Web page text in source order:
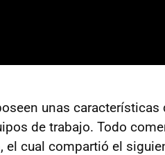
unas
de trabajo. Todo
, el cual compartió el